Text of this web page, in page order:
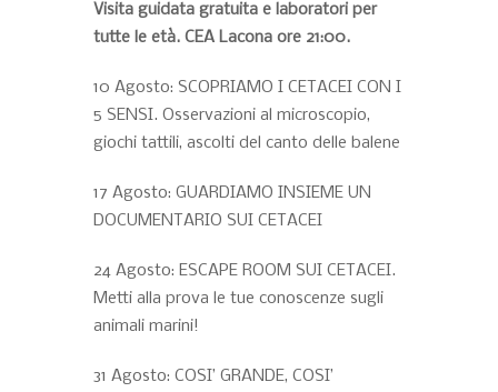
Visita guidata gratuita e laboratori per
tutte le età. CEA Lacona ore 21:00.
10 Agosto: SCOPRIAMO I CETACEI CON I
5 SENSI. Osservazioni al microscopio,
giochi tattili, ascolti del canto delle balene
17 Agosto: GUARDIAMO INSIEME UN
DOCUMENTARIO SUI CETACEI
24 Agosto: ESCAPE ROOM SUI CETACEI.
Metti alla prova le tue conoscenze sugli
animali marini!
31 Agosto: COSI’ GRANDE, COSI’